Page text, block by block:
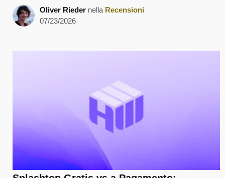
Oliver Rieder nella Recensioni
07/23/2026